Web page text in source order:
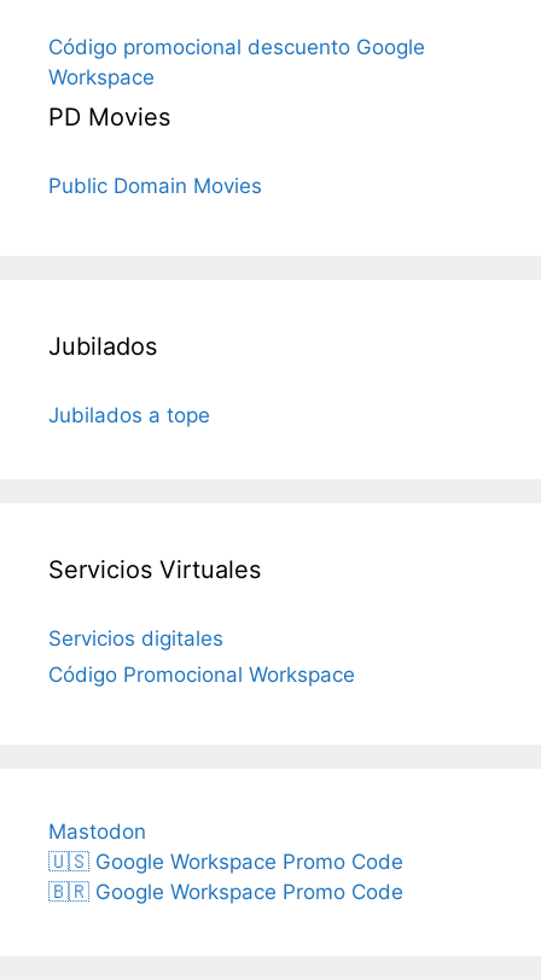
Código promocional descuento Google
Workspace
PD Movies
Public Domain Movies
Jubilados
Jubilados a tope
Servicios Virtuales
Servicios digitales
Código Promocional Workspace
Mastodon
🇺🇸 Google Workspace Promo Code
🇧🇷 Google Workspace Promo Code